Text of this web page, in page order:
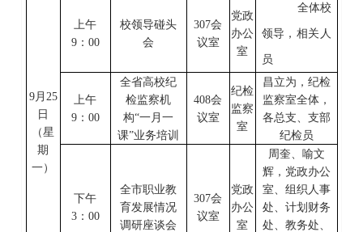
9月 25
日
（星
期
一）
上午
9： 00
校领导碰头
会
307会
议室
党政
办公
室
全体校
领导 ， 相关人
员
上午
9： 00
全省高校纪
检监察机
构“一月一
课”业务培训
408会
议室
纪检
监察
室
昌立为， 纪检
监察室全体，
各总支、支部
纪检员
下午
3： 00
全市职业教
育发展情况
调研座谈会
307会
议室
党政
办公
室
周奎、喻文
辉， 党政办公
室、 组织人事
处、计划财务
处、教务处、